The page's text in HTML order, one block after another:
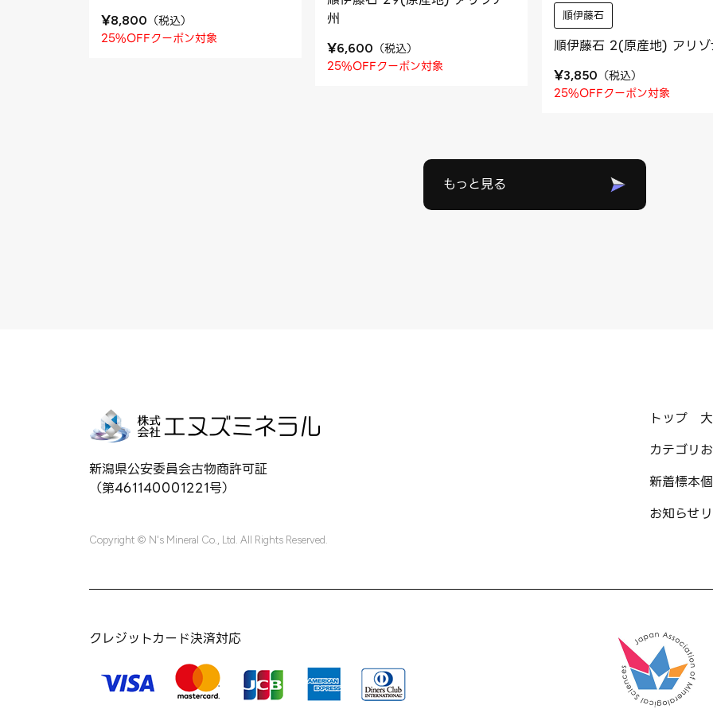
¥8,800 （税込）
25%OFFクーポン対象
州
¥6,600 （税込）
25%OFFクーポン対象
順伊藤石
順伊藤石 2(原産地) アリゾ
¥3,850 （税込）
25%OFFクーポン対象
もっと見る
新潟県公安委員会古物商許可証
（第461140001221号）
Copyright © N's Mineral Co., Ltd. All Rights Reserved.
トップ
カテゴリ
新着標本
お知らせ
クレジットカード決済対応